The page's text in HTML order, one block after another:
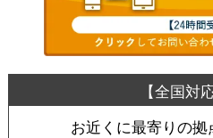
お近くに最寄りの拠